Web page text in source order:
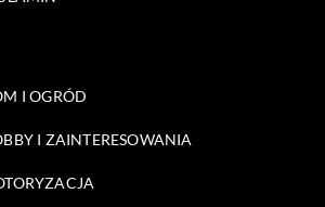
I OGRÓD
I ZAINTERESOWANIA